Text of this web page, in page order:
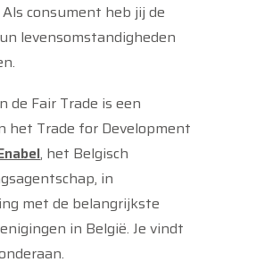
consument heb jij de
levensomstandigheden
de Fair Trade is een
het Trade for Development
, het Belgisch
in
met de belangrijkste
in België. Je vindt